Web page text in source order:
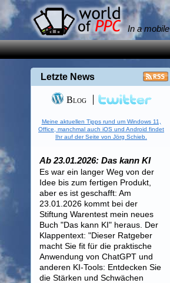
In a
Letzte News
Blog
Meine aktuellen Tipps rund um Windows 11,
Office, manchmal auch iOS und Android findet
Ihr auf der Seite von Jörg Schieb.
Ab 23.01.2026: Das kann KI
Es war ein langer Weg von der
Idee bis zum fertigen Produkt,
aber es ist geschafft: Am
23.01.2026 kommt bei der
Stiftung Warentest mein neues
Buch "Das kann KI" heraus. Der
Klappentext: "Dieser Ratgeber
macht Sie fit für die praktische
Anwendung von ChatGPT und
anderen KI-Tools: Entdecken Sie
die Stärken und Schwächen